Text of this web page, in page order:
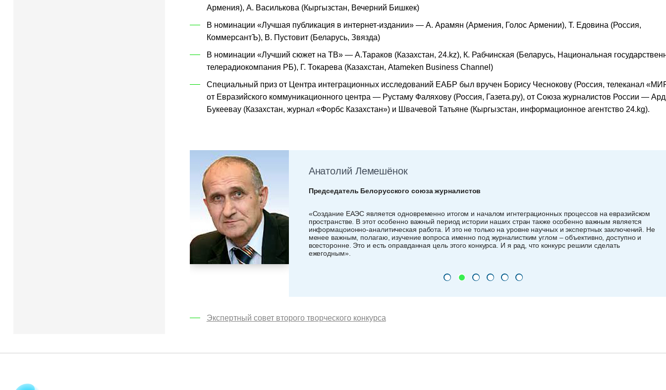
Армения), А. Василькова (Кыргызстан, Вечерний Бишкек)
В номинации «Лучшая публикация в интернет-издании» — А. Арамян (Армения, Голос Армении), Т. Едовина (Россия,
КоммерсантЪ), В. Пустовит (Беларусь, Звязда)
В номинации «Лучший сюжет на ТВ» — А.Тараков (Казахстан, 24.kz), К. Рабчинская (Беларусь, Национальная
телерадиокомпания РБ), Г. Токарева (Казахстан, Atameken Business Channel)
Специальный приз от Центра интеграционных исследований ЕАБР был вручен Борису Чеснокову (Россия, телеканал
от Евразийского коммуникационного центра — Рустаму Фаляхову (Россия, Газета.ру), от Союза журналистов России —
Букеевау (Казахстан, журнал «Форбс Казахстан») и Швачевой Татьяне (Кыргызстан, информационное агентство 24.kg).
Анатолий Лемешёнок
Председатель Белорусского союза журналистов
«Создание ЕАЭС является одновременно итогом и началом игнтеграционных процессов на евразийском
пространстве. В этот особенно важный период истории наших стран также особенно важным является
информацоионно-аналитическая работа. И это не только на уровне научных и экспертных заключений. Не
менее важным, полагаю, изучение вопроса именно под журналистким углом – объективно, доступно и
всесторонне. Это и есть оправданная цель этого конкурса. И я рад, что конкурс решили сделать
ежегодным».
Экспертный совет второго творческого конкурса